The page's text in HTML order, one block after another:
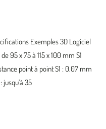
Exemples 3D Logiciel
95 x 75 à 115 x 100 mm S1
point à point S1 : 0.07 mm
jusqu’à 35